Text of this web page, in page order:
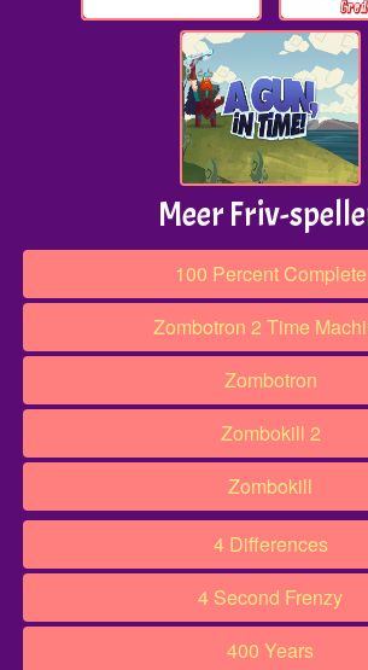
Meer Friv-
100 Percent Complete
Zombotron 2 Time
Zombotron
Zombokill 2
Zombokill
4 Differences
4 Second Frenzy
400 Years